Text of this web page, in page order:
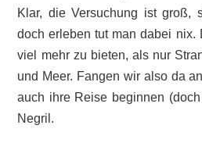
Klar, die Versuchung ist groß,
doch erleben tut man dabei nix.
viel mehr zu bieten, als nur
und Meer. Fangen wir also da
auch ihre Reise beginnen
Negril.